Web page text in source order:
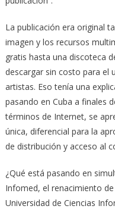
La publicación era original
imagen y los recursos
gratis hasta una discoteca
descargar sin costo para el
artistas. Eso tenía una
pasando en Cuba a finales
términos de Internet, se
única, diferencial para la
de distribución y acceso al
¿Qué está pasando en
Infomed, el renacimiento
Universidad de Ciencias